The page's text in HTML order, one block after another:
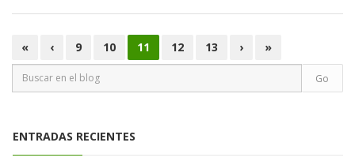
« ‹ 9 10 11 12 13 › »
ENTRADAS RECIENTES